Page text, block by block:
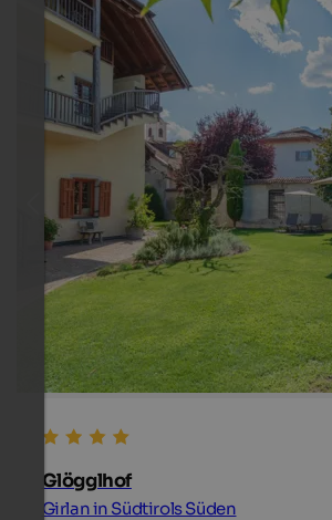
Glögglhof
Girlan in Südtirols Süden